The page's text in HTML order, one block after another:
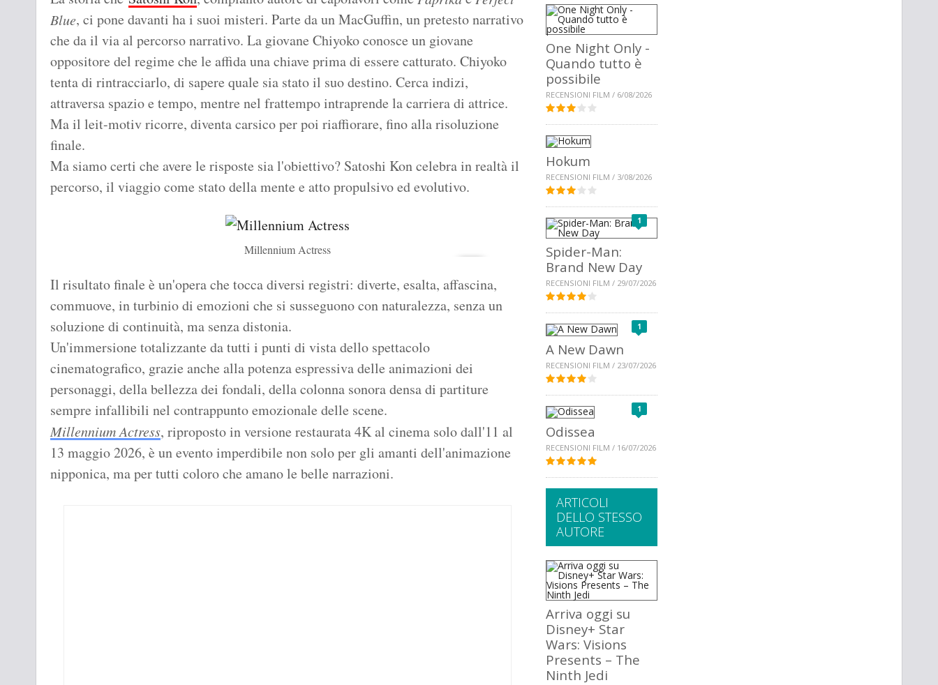
Blue, ci pone davanti ha i suoi misteri. Parte da un MacGuffin, un pretesto narrativo
che da il via al percorso narrativo. La giovane Chiyoko conosce un giovane
oppositore del regime che le affida una chiave prima di essere catturato. Chiyoko
tenta di rintracciarlo, di sapere quale sia stato il suo destino. Cerca indizi,
attraversa spazio e tempo, mentre nel frattempo intraprende la carriera di attrice.
Ma il leit-motiv ricorre, diventa carsico per poi riaffiorare, fino alla risoluzione
finale.
Ma siamo certi che avere le risposte sia l'obiettivo? Satoshi Kon celebra in realtà il
percorso, il viaggio come stato della mente e atto propulsivo ed evolutivo.
Millennium Actress
Il risultato finale è un'opera che tocca diversi registri: diverte, esalta, affascina,
commuove, in turbinio di emozioni che si susseguono con naturalezza, senza un
soluzione di continuità, ma senza distonia.
Un'immersione totalizzante da tutti i punti di vista dello spettacolo
cinematografico, grazie anche alla potenza espressiva delle animazioni dei
personaggi, della bellezza dei fondali, della colonna sonora densa di partiture
sempre infallibili nel contrappunto emozionale delle scene.
Millennium Actress, riproposto in versione restaurata 4K al cinema solo dall'11 al
13 maggio 2026, è un evento imperdibile non solo per gli amanti dell'animazione
nipponica, ma per tutti coloro che amano le belle narrazioni.
One Night Only -
Quando tutto è
possibile
RECENSIONI FILM / 6/08/2026
Hokum
RECENSIONI FILM / 3/08/2026
1
Spider-Man:
Brand New Day
RECENSIONI FILM / 29/07/2026
1
A New Dawn
RECENSIONI FILM / 23/07/2026
1
Odissea
RECENSIONI FILM / 16/07/2026
ARTICOLI
DELLO STESSO
AUTORE
Arriva oggi su
Disney+ Star
Wars: Visions
Presents – The
Ninth Jedi